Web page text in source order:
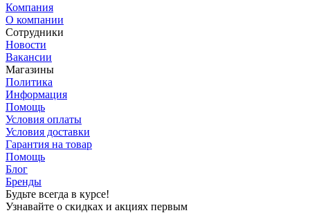
Компания
О компании
Сотрудники
Новости
Вакансии
Магазины
Политика
Информация
Помощь
Условия оплаты
Условия доставки
Гарантия на товар
Помощь
Блог
Бренды
Будьте всегда в курсе!
Узнавайте о скидках и акциях первым